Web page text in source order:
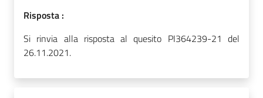
Risposta :
Si rinvia alla risposta al quesito PI364239-21 del
26.11.2021.